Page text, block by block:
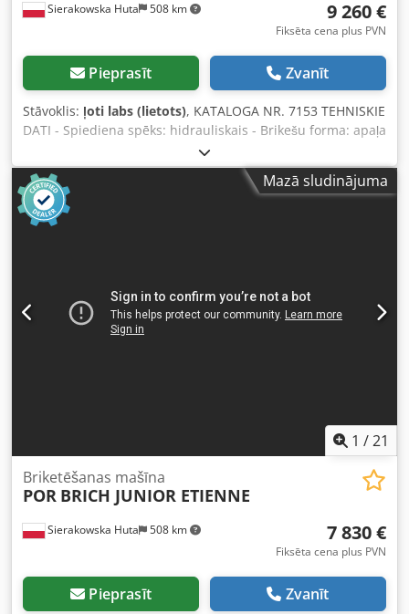
atkarībā no kursa svārstībām)
Sierakowska Huta 508 km 9 260 €
Fiksēta cena plus PVN
Pieprasīt Zvanīt
Stāvoklis: ļoti labs (lietots), KATALOGA NR. 7153 TEHNISKIE
DATI - Spiediena spēks: hidrauliskais - Brikešu forma: apaļa
- Brikešu diametrs: 70 mm - Tvertnes izmēri (A/P): 920x870
mm - Ražība: apmēram 110 kg/h - Automātiska iekārtas
darbība - Eļļas dzesētājs - Eļļas sildīšana - Pārbaudes logs -
Motors: 7,5 kW - Izmēri (G/P/A): 1750x1300x1460 mm -
Svars: 825 kg PRIEKŠROCĪBAS – Nav krāsota – Ražots Itālijā
valūtas kursa svārstību gadījumā)
Mazā sludinājuma
1 /21
Sierakowska Huta 508 km
Briketēšanas mašīna
POR BRICH JUNIOR ETIENNE
7 830 €
Fiksēta cena plus PVN
Pieprasīt Zvanīt